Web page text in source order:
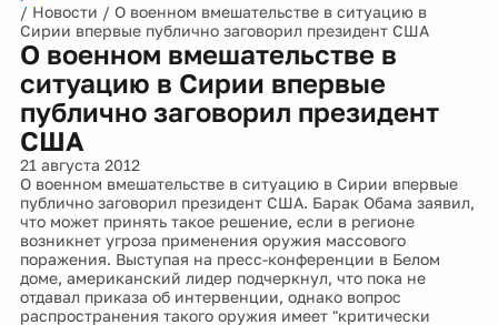
/ Новости / О военном вмешательстве в ситуацию в
Сирии впервые публично заговорил президент США
О военном вмешательстве в
ситуацию в Сирии впервые
публично заговорил президент
США
21 августа 2012
О военном вмешательстве в ситуацию в Сирии впервые
публично заговорил президент США. Барак Обама заявил,
что может принять такое решение, если в регионе
возникнет угроза применения оружия массового
поражения. Выступая на пресс-конференции в Белом
доме, американский лидер подчеркнул, что пока не
отдавал приказа об интервенции, однако вопрос
распространения такого оружия имеет "критически